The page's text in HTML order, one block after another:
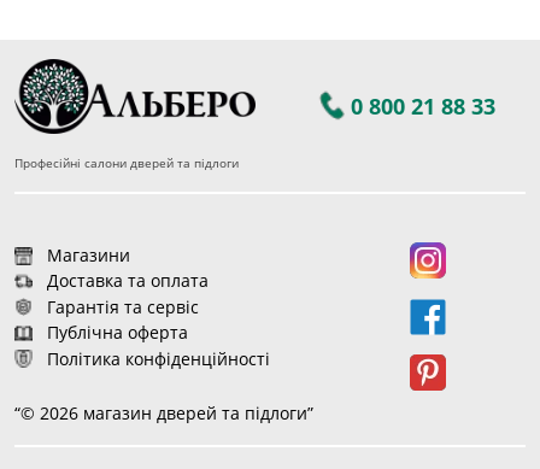
0 800 21 88 33
Професійні салони дверей та підлоги
Магазини
Доставка та оплата
Гарантія та сервіс
Публічна оферта
Політика конфіденційності
“© 2026 магазин дверей та підлоги”